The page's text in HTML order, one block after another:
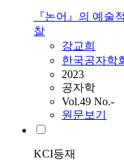
『논어』의 예술
찰
강교희
한국공자학
2023
공자학
Vol.49 No.-
원문보기
KCI등재